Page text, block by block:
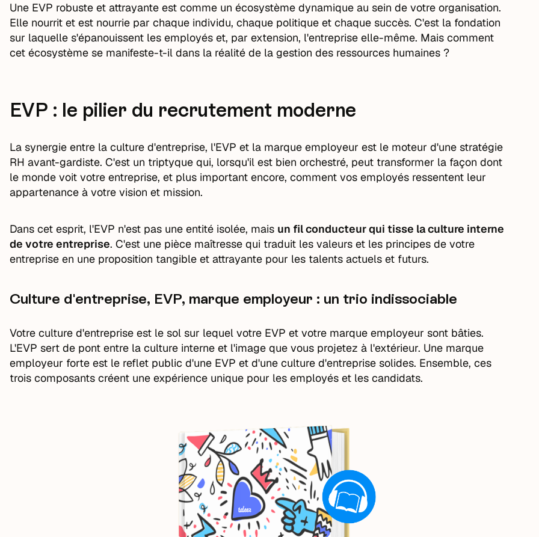
Une EVP robuste et attrayante est comme un écosystème dynamique au sein de votre organisation.
Elle nourrit et est nourrie par chaque individu, chaque politique et chaque succès. C'est la fondation
sur laquelle s'épanouissent les employés et, par extension, l'entreprise elle-même. Mais comment
cet écosystème se manifeste-t-il dans la réalité de la gestion des ressources humaines ?
EVP : le pilier du recrutement moderne
La synergie entre la culture d'entreprise, l'EVP et la marque employeur est le moteur d'une stratégie
RH avant-gardiste. C'est un triptyque qui, lorsqu'il est bien orchestré, peut transformer la façon dont
le monde voit votre entreprise, et plus important encore, comment vos employés ressentent leur
appartenance à votre vision et mission.
Dans cet esprit, l'EVP n'est pas une entité isolée, mais un fil conducteur qui tisse la culture interne
de votre entreprise. C'est une pièce maîtresse qui traduit les valeurs et les principes de votre
entreprise en une proposition tangible et attrayante pour les talents actuels et futurs.
Culture d'entreprise, EVP, marque employeur : un trio indissociable
Votre culture d'entreprise est le sol sur lequel votre EVP et votre marque employeur sont bâties.
L'EVP sert de pont entre la culture interne et l'image que vous projetez à l'extérieur. Une marque
employeur forte est le reflet public d'une EVP et d'une culture d'entreprise solides. Ensemble, ces
trois composants créent une expérience unique pour les employés et les candidats.